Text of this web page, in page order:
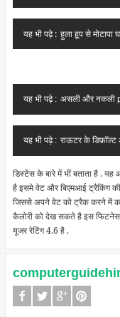
यह भी पढ़े : हुला हूप से
यह भी पढ़े : असली और नकली
यह भी पढ़े : राऊटर के
डिस्टेंस के बारे में भीं बताता है . यह
है इसमे वेट और बिएमआई ट्रैकिंग
जिससे अपने वेट को ट्रैक करने में
कैलोरी को देख सकते है इस
यूजर रेटिंग 4.6 है .